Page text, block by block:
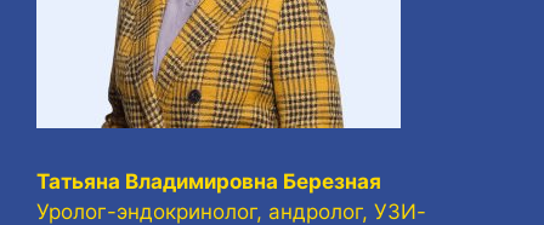
Татьяна Владимировна Березная
Уролог-эндокринолог, андролог, УЗИ-